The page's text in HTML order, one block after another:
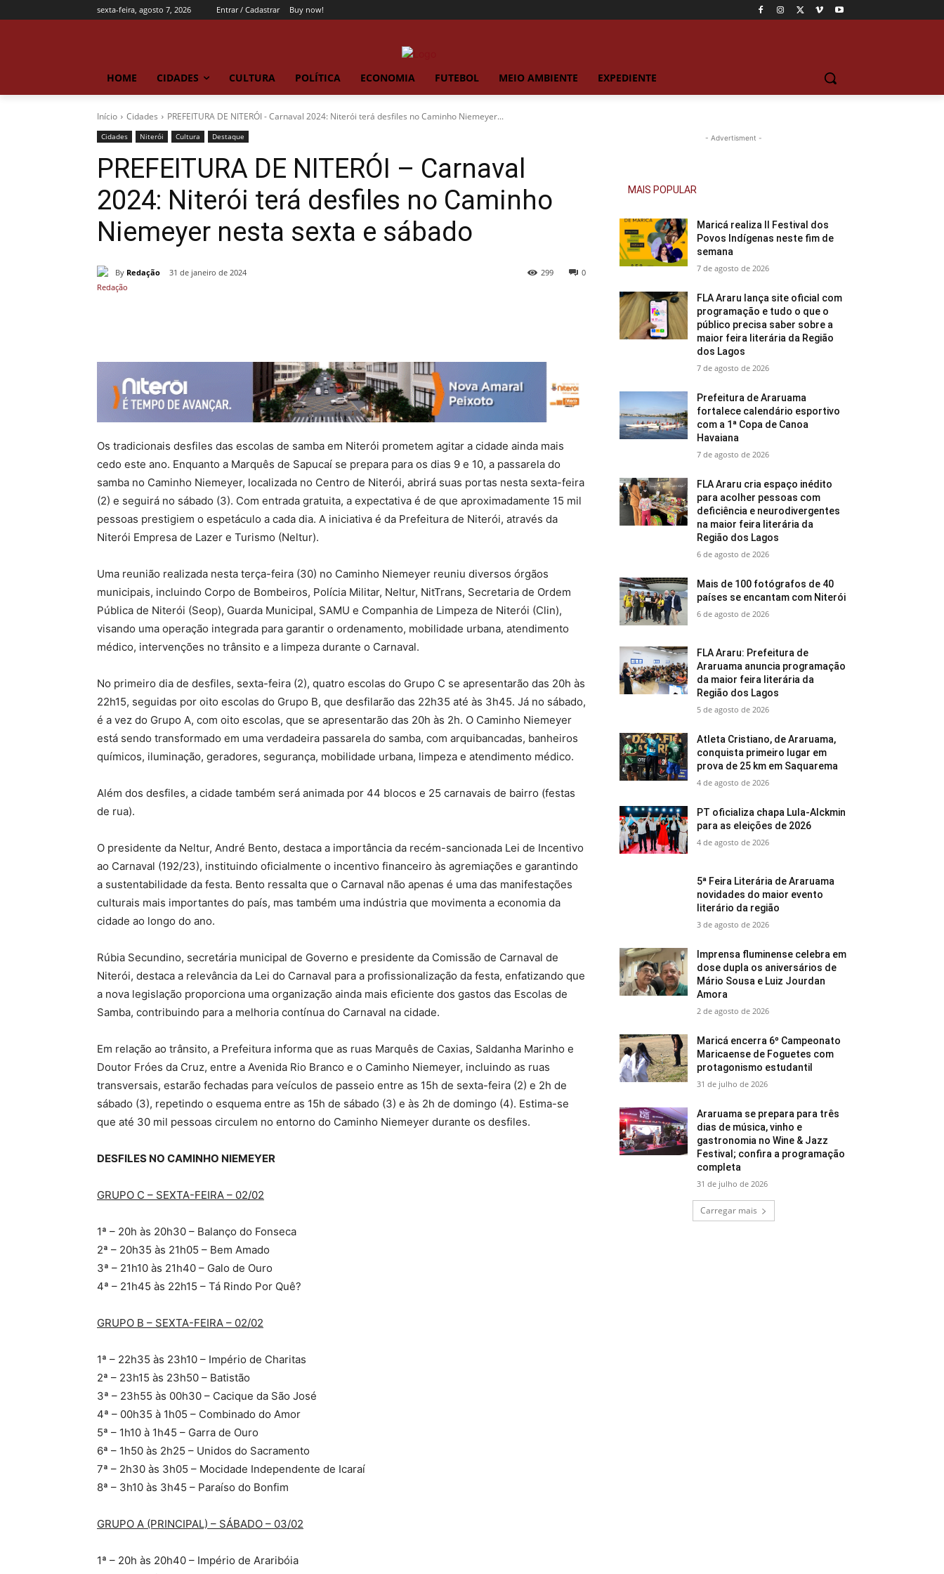
sexta-feira, agosto 7, 2026 Entrar / Cadastrar Buy now!
HOME CIDADES CULTURA POLÍTICA ECONOMIA FUTEBOL MEIO AMBIENTE EXPEDIENTE
Início Cidades PREFEITURA DE NITERÓI - Carnaval 2024: Niterói terá desfiles no Caminho Niemeyer...
Cidades Niterói Cultura Destaque
PREFEITURA DE NITERÓI – Carnaval
2024: Niterói terá desfiles no Caminho
Niemeyer nesta sexta e sábado
By Redação 31 de janeiro de 2024 0
299
Os tradicionais desfiles das escolas de samba em Niterói prometem agitar a cidade ainda mais
cedo este ano. Enquanto a Marquês de Sapucaí se prepara para os dias 9 e 10, a passarela do
samba no Caminho Niemeyer, localizada no Centro de Niterói, abrirá suas portas nesta sexta-feira
(2) e seguirá no sábado (3). Com entrada gratuita, a expectativa é de que aproximadamente 15 mil
pessoas prestigiem o espetáculo a cada dia. A iniciativa é da Prefeitura de Niterói, através da
Niterói Empresa de Lazer e Turismo (Neltur).
Uma reunião realizada nesta terça-feira (30) no Caminho Niemeyer reuniu diversos órgãos
municipais, incluindo Corpo de Bombeiros, Polícia Militar, Neltur, NitTrans, Secretaria de Ordem
Pública de Niterói (Seop), Guarda Municipal, SAMU e Companhia de Limpeza de Niterói (Clin),
visando uma operação integrada para garantir o ordenamento, mobilidade urbana, atendimento
médico, intervenções no trânsito e a limpeza durante o Carnaval.
No primeiro dia de desfiles, sexta-feira (2), quatro escolas do Grupo C se apresentarão das 20h às
22h15, seguidas por oito escolas do Grupo B, que desfilarão das 22h35 até às 3h45. Já no sábado,
é a vez do Grupo A, com oito escolas, que se apresentarão das 20h às 2h. O Caminho Niemeyer
está sendo transformado em uma verdadeira passarela do samba, com arquibancadas, banheiros
químicos, iluminação, geradores, segurança, mobilidade urbana, limpeza e atendimento médico.
Além dos desfiles, a cidade também será animada por 44 blocos e 25 carnavais de bairro (festas
de rua).
O presidente da Neltur, André Bento, destaca a importância da recém-sancionada Lei de Incentivo
ao Carnaval (192/23), instituindo oficialmente o incentivo financeiro às agremiações e garantindo
a sustentabilidade da festa. Bento ressalta que o Carnaval não apenas é uma das manifestações
culturais mais importantes do país, mas também uma indústria que movimenta a economia da
cidade ao longo do ano.
Rúbia Secundino, secretária municipal de Governo e presidente da Comissão de Carnaval de
Niterói, destaca a relevância da Lei do Carnaval para a profissionalização da festa, enfatizando que
a nova legislação proporciona uma organização ainda mais eficiente dos gastos das Escolas de
Samba, contribuindo para a melhoria contínua do Carnaval na cidade.
Em relação ao trânsito, a Prefeitura informa que as ruas Marquês de Caxias, Saldanha Marinho e
Doutor Fróes da Cruz, entre a Avenida Rio Branco e o Caminho Niemeyer, incluindo as ruas
transversais, estarão fechadas para veículos de passeio entre as 15h de sexta-feira (2) e 2h de
sábado (3), repetindo o esquema entre as 15h de sábado (3) e às 2h de domingo (4). Estima-se
que até 30 mil pessoas circulem no entorno do Caminho Niemeyer durante os desfiles.
DESFILES NO CAMINHO NIEMEYER
GRUPO C – SEXTA-FEIRA – 02/02
1ª – 20h às 20h30 – Balanço do Fonseca
2ª – 20h35 às 21h05 – Bem Amado
3ª – 21h10 às 21h40 – Galo de Ouro
4ª – 21h45 às 22h15 – Tá Rindo Por Quê?
GRUPO B – SEXTA-FEIRA – 02/02
1ª – 22h35 às 23h10 – Império de Charitas
2ª – 23h15 às 23h50 – Batistão
3ª – 23h55 às 00h30 – Cacique da São José
4ª – 00h35 à 1h05 – Combinado do Amor
5ª – 1h10 à 1h45 – Garra de Ouro
6ª – 1h50 às 2h25 – Unidos do Sacramento
7ª – 2h30 às 3h05 – Mocidade Independente de Icaraí
8ª – 3h10 às 3h45 – Paraíso do Bonfim
GRUPO A (PRINCIPAL) – SÁBADO – 03/02
1ª – 20h às 20h40 – Império de Araribóia
- Advertisment -
MAIS POPULAR
Maricá realiza II Festival dos
Povos Indígenas neste fim de
semana
7 de agosto de 2026
FLA Araru lança site oficial com
programação e tudo o que o
público precisa saber sobre a
maior feira literária da Região
dos Lagos
7 de agosto de 2026
Prefeitura de Araruama
fortalece calendário esportivo
com a 1ª Copa de Canoa
Havaiana
7 de agosto de 2026
FLA Araru cria espaço inédito
para acolher pessoas com
deficiência e neurodivergentes
na maior feira literária da
Região dos Lagos
6 de agosto de 2026
Mais de 100 fotógrafos de 40
países se encantam com Niterói
6 de agosto de 2026
FLA Araru: Prefeitura de
Araruama anuncia programação
da maior feira literária da
Região dos Lagos
5 de agosto de 2026
Atleta Cristiano, de Araruama,
conquista primeiro lugar em
prova de 25 km em Saquarema
4 de agosto de 2026
PT oficializa chapa Lula-Alckmin
para as eleições de 2026
4 de agosto de 2026
5ª Feira Literária de Araruama
novidades do maior evento
literário da região
3 de agosto de 2026
Imprensa fluminense celebra em
dose dupla os aniversários de
Mário Sousa e Luiz Jourdan
Amora
2 de agosto de 2026
Maricá encerra 6º Campeonato
Maricaense de Foguetes com
protagonismo estudantil
31 de julho de 2026
Araruama se prepara para três
dias de música, vinho e
gastronomia no Wine & Jazz
Festival; confira a programação
completa
31 de julho de 2026
Carregar mais